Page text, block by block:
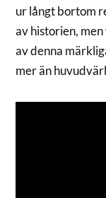
ur långt bortom
av historien,
av denna
mer än